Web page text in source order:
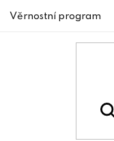
Věrnostní program